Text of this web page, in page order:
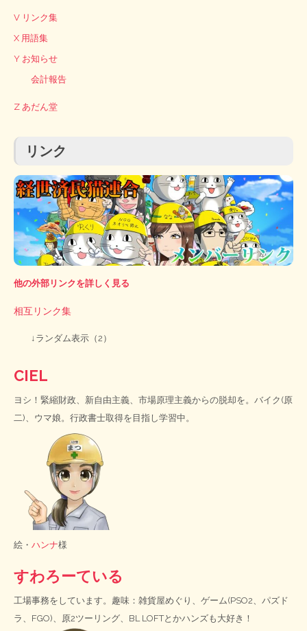
V リンク集
X 用語集
Y お知らせ
会計報告
Z あだん堂
リンク
他の外部リンクを詳しく見る
相互リンク集
↓ランダム表示（2）
CIEL
ヨシ！緊縮財政、新自由主義、市場原理主義からの脱却を。バイク(原
二)、ウマ娘。行政書士取得を目指し学習中。
絵・ ハンナ様
すわろーている
工場事務をしています。趣味：雑貨屋めぐり、ゲーム(PSO2、パズド
ラ、FGO)、原2ツーリング、BL LOFTとかハンズも大好き！